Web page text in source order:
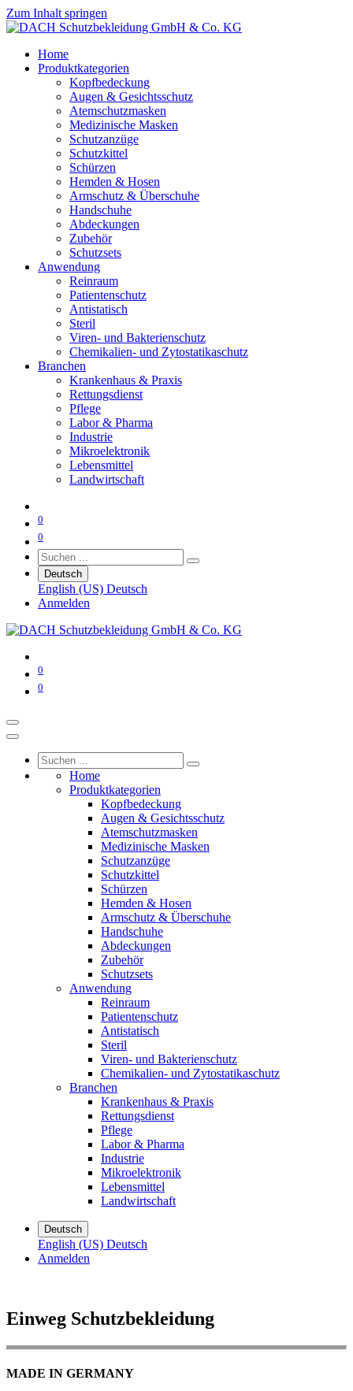
Zum Inhalt springen
Home
Produktkategorien
Kopfbedeckung
Augen & Gesichtsschutz
Atemschutzmasken
Medizinische Masken
Schutzanzüge
Schutzkittel
Schürzen
Hemden & Hosen
Armschutz & Überschuhe
Handschuhe
Abdeckungen
Zubehör
Schutzsets
Anwendung
Reinraum
Patientenschutz
Antistatisch
Steril
Viren- und Bakterienschutz
Chemikalien- und Zytostatikaschutz
Branchen
Krankenhaus & Praxis
Rettungsdienst
Pflege
Labor & Pharma
Industrie
Mikroelektronik
Lebensmittel
Landwirtschaft
0
0
Deutsch
English (US) Deutsch
Anmelden
0
0
Home
Produktkategorien
Kopfbedeckung
Augen & Gesichtsschutz
Atemschutzmasken
Medizinische Masken
Schutzanzüge
Schutzkittel
Schürzen
Hemden & Hosen
Armschutz & Überschuhe
Handschuhe
Abdeckungen
Zubehör
Schutzsets
Anwendung
Reinraum
Patientenschutz
Antistatisch
Steril
Viren- und Bakterienschutz
Chemikalien- und Zytostatikaschutz
Branchen
Krankenhaus & Praxis
Rettungsdienst
Pflege
Labor & Pharma
Industrie
Mikroelektronik
Lebensmittel
Landwirtschaft
Deutsch
English (US) Deutsch
Anmelden
Einweg Schutzbekleidung
MADE IN GERMANY